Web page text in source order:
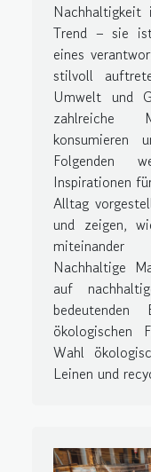
Trend – sie
eines
stilvoll
Umwelt und
zahlreiche
konsumieren
Folgenden
Inspirationen
Alltag
und zeigen,
miteinander
Nachhaltige
auf
ökologischen
Wahl
Leinen und